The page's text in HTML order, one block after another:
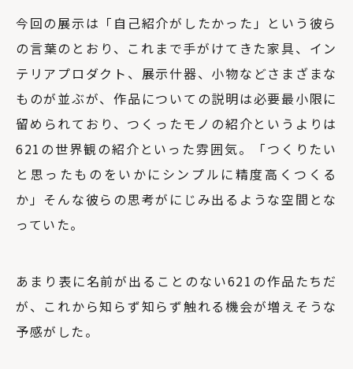
今回の展示は「自己紹介がしたかった」という彼ら
の言葉のとおり、これまで手がけてきた家具、イン
テリアプロダクト、展示什器、小物などさまざまな
ものが並ぶが、作品についての説明は必要最小限に
留められており、つくったモノの紹介というよりは
621の世界観の紹介といった雰囲気。「つくりたい
と思ったものをいかにシンプルに精度高くつくる
か」そんな彼らの思考がにじみ出るような空間とな
っていた。
あまり表に名前が出ることのない621の作品たちだ
が、これから知らず知らず触れる機会が増えそうな
予感がした。